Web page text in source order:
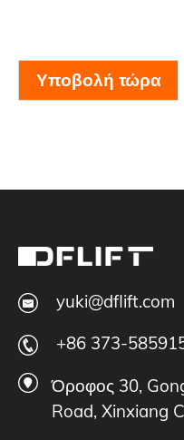
Υποβολή τώρα
yuki@dflift.com
+86 373-
Όροφος 30,
Road, Xinxiang